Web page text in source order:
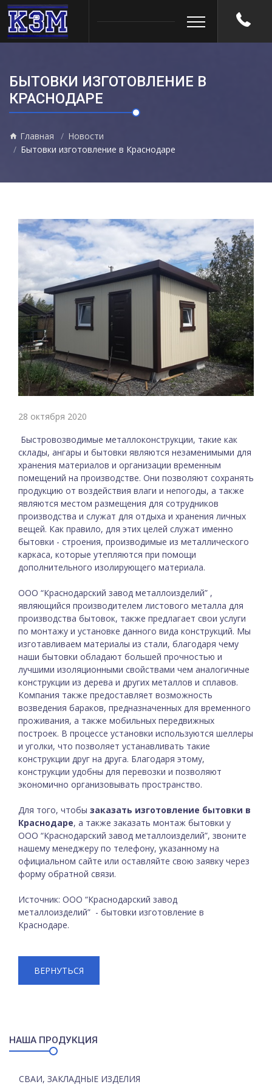
БЫТОВКИ ИЗГОТОВЛЕНИЕ В
КРАСНОДАРЕ
Главная
Новости
Бытовки изготовление в Краснодаре
28 октября 2020
Быстровозводимые металлоконструкции, такие как
склады, ангары и бытовки являются незаменимыми для
хранения материалов и организации временным
помещений на производстве. Они позволяют сохранять
продукцию от воздействия влаги и непогоды, а также
являются местом размещения для сотрудников
производства и служат для отдыха и хранения личных
вещей. Как правило, для этих целей служат именно
бытовки - строения, производимые из металлического
каркаса, которые утепляются при помощи
дополнительного изолирующего материала.
ООО “Краснодарский завод металлоизделий” ,
являющийся производителем листового металла для
производства бытовок, также предлагает свои услуги
по монтажу и установке данного вида конструкций. Мы
изготавливаем материалы из стали, благодаря чему
наши бытовки обладают большей прочностью и
лучшими изоляционными свойствами чем аналогичные
конструкции из дерева и других металлов и сплавов.
Компания также предоставляет возможность
возведения бараков, предназначенных для временного
проживания, а также мобильных передвижных
построек. В процессе установки используются шеллеры
и уголки, что позволяет устанавливать такие
конструкции друг на друга. Благодаря этому,
конструкции удобны для перевозки и позволяют
экономично организовывать пространство.
Для того, чтобы заказать изготовление бытовки в
Краснодаре, а также заказать монтаж бытовки у
ООО “Краснодарский завод металлоизделий”, звоните
нашему менеджеру по телефону, указанному на
официальном сайте или оставляйте свою заявку через
форму обратной связи.
Источник: ООО “Краснодарский завод
металлоизделий” - бытовки изготовление в
Краснодаре.
ВЕРНУТЬСЯ
НАША ПРОДУКЦИЯ
СВАИ, ЗАКЛАДНЫЕ ИЗДЕЛИЯ